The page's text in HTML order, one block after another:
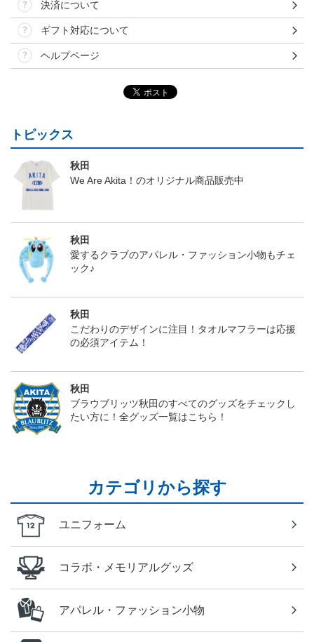
決済について
ギフト対応について
ヘルプページ
トピックス
秋田
We Are Akita！のオリジナル商品販売中
秋田
愛するクラブのアパレル・ファッション小物もチェ
ック♪
秋田
こだわりのデザインに注目！タオルマフラーは応援
の必須アイテム！
秋田
ブラウブリッツ秋田のすべてのグッズをチェックし
たい方に！全グッズ一覧はこちら！
カテゴリから探す
ユニフォーム
コラボ・メモリアルグッズ
アパレル・ファッション小物